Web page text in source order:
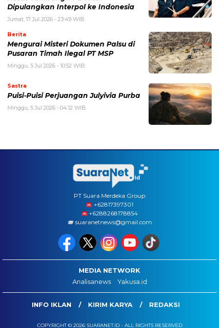
Dipulangkan Interpol ke Indonesia
Jumat, 17 Jul 2026 - 23:49 WIB
Berita
Mengurai Misteri Dokumen Palsu di
Pusaran Timah Ilegal PT MSP
Minggu, 5 Jul 2026 - 10:52 WIB
Sastra
Puisi-Puisi Perjuangan Julyivia Purba
Minggu, 5 Jul 2026 - 04:12 WIB
PT Suara Merdeka Group
‪+62817397301
+6288268178854
suaranetnews@gmail.com
MEDIA NETWORK
Analisanews
Yakusa.id
INFO IKLAN KIRIM KARYA REDAKSI
COPYRIGHT © 2026 SUARANET.ID - ALL RIGHTS RESERVED